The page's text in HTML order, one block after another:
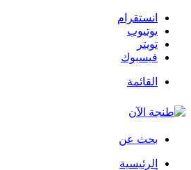
انستقرام
يوتيوب
تويتر
فيسبوك
القائمة
بحث عن
الرئيسية